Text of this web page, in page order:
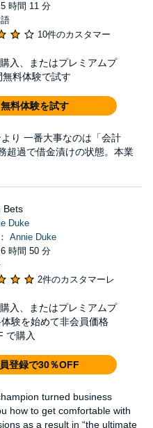
時間 11 分
10件のカスタマー
入、またはプレミアムプ
料体験で試す
無料体験を試す
り 一番大事なのは「会計
超過で借金漬けの状態。本業
Bets
Duke
Annie Duke
時間 50 分
2件のカスタマーレ
入、またはプレミアムプ
験を始めて非会員価格
で購入
登録で30％OFF
turned business
how to get comfortable with
as a result in “the ultimate